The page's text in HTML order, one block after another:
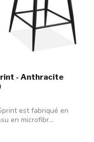
- Anthracite
est fabriqué en
en microfibr...